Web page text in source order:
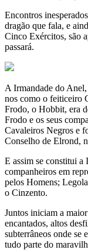
Encontros
dragão que fala, e
Cinco Exércitos, são
passará.
A Irmandade do
nos como o feiticeiro
Frodo, o Hobbit, era
Frodo e os seus
Cavaleiros Negros e
Conselho de Elrond,
E assim se constitui a
companheiros em
pelos Homens;
o Cinzento.
Juntos iniciam a
encantados, altos
subterrâneos onde se
tudo parte do